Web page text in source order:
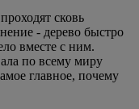
сковь
- дерево быстро
вместе с ним.
по всему миру
главное, почему